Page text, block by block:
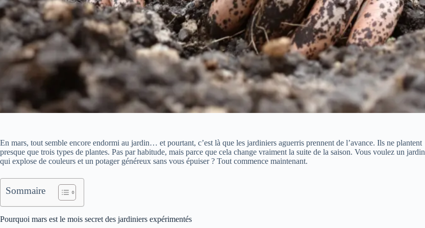
En mars, tout semble encore endormi au jardin… et pourtant, c’est là que les jardiniers aguerris prennent de l’avance. Ils ne plantent
presque que trois types de plantes. Pas par habitude, mais parce que cela change vraiment la suite de la saison. Vous voulez un jardin
qui explose de couleurs et un potager généreux sans vous épuiser ? Tout commence maintenant.
Sommaire
Pourquoi mars est le mois secret des jardiniers expérimentés